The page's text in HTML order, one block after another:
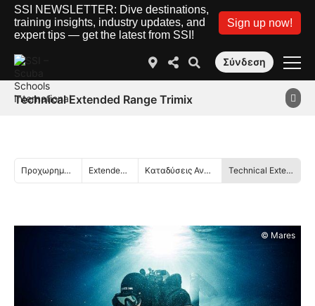
SSI NEWSLETTER: Dive destinations,
training insights, industry updates, and
expert tips — get the latest from SSI!
Sign up now!
Σύνδεση
Technical Extended Range Trimix
Προχωρημένη Εκπαίδευση Extended Range Καταδύσεις Ανοικτού κυκλώματος Technical Extended Range Trimix
© Mares